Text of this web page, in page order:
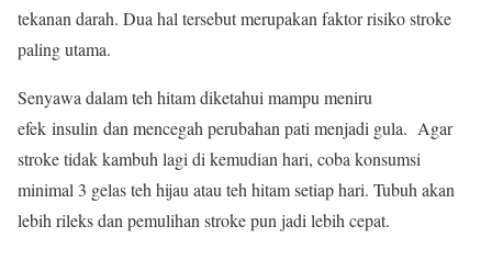
tekanan darah. Dua hal tersebut merupakan faktor risiko stroke
paling utama.
Senyawa dalam teh hitam diketahui mampu meniru
efek insulin dan mencegah perubahan pati menjadi gula. Agar
stroke tidak kambuh lagi di kemudian hari, coba konsumsi
minimal 3 gelas teh hijau atau teh hitam setiap hari. Tubuh akan
lebih rileks dan pemulihan stroke pun jadi lebih cepat.